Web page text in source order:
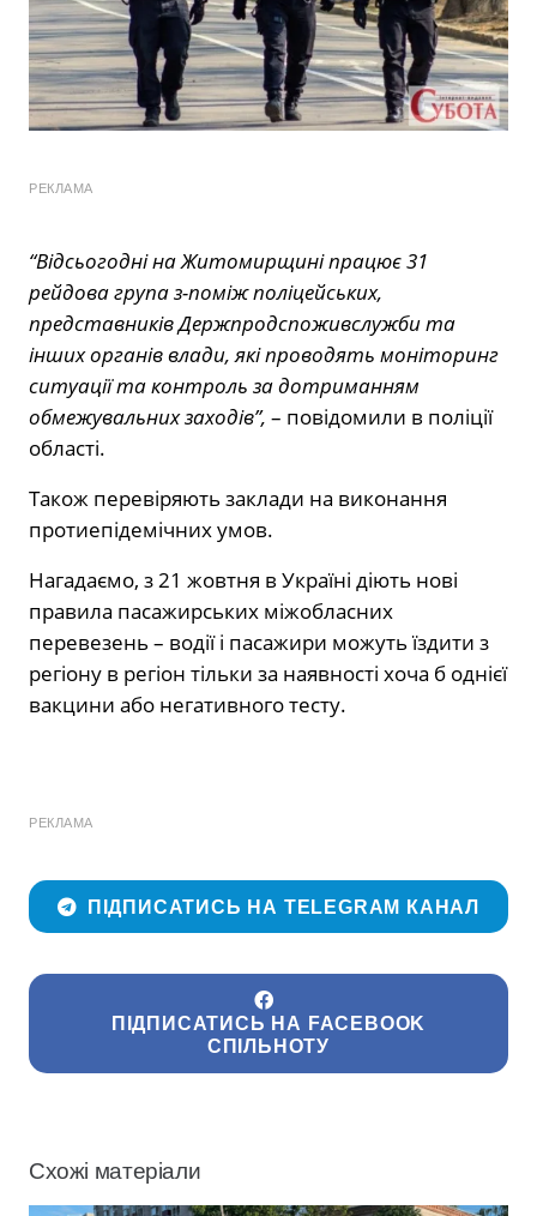
РЕКЛАМА
“Відсьогодні на Житомирщині працює 31
рейдова група з-поміж поліцейських,
представників Держпродспоживслужби та
інших органів влади, які проводять моніторинг
ситуації та контроль за дотриманням
обмежувальних заходів”, – повідомили в поліції
області.
Також перевіряють заклади на виконання
протиепідемічних умов.
Нагадаємо, з 21 жовтня в Україні діють нові
правила пасажирських міжобласних
перевезень – водії і пасажири можуть їздити з
регіону в регіон тільки за наявності хоча б однієї
вакцини або негативного тесту.
РЕКЛАМА
ПІДПИСАТИСЬ НА TELEGRAM КАНАЛ
ПІДПИСАТИСЬ НА FACEBOOK
СПІЛЬНОТУ
Схожі матеріали